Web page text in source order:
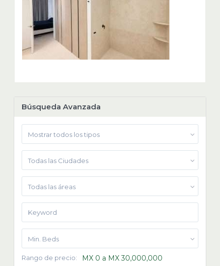
Búsqueda Avanzada
Mostrar todos los tipos
Todas las Ciudades
Todas las áreas
Min. Beds
Rango de precio: MX 0 a MX 30,000,000